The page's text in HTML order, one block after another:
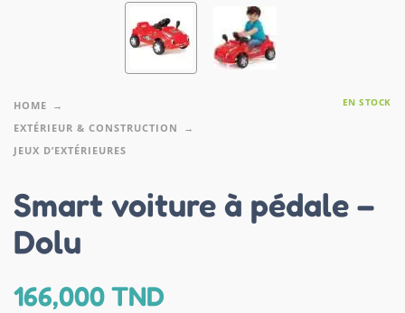
HOME
EXTÉRIEUR & CONSTRUCTION
JEUX D’EXTÉRIEURES
EN STOCK
Smart voiture à pédale –
Dolu
166,000TND